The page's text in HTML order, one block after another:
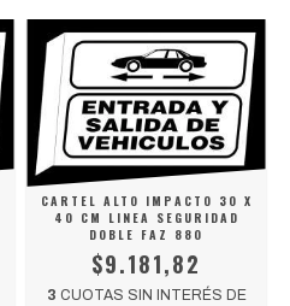
CARTEL ALTO IMPACTO 30 X
40 CM LINEA SEGURIDAD
DOBLE FAZ 880
$9.181,82
3 CUOTAS SIN INTERÉS DE